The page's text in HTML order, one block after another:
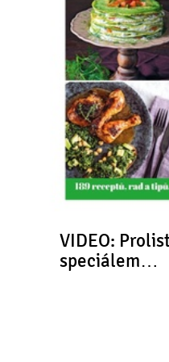
VIDEO:
speciálem…